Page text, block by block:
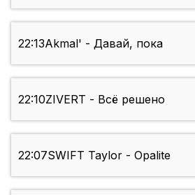
22:13Akmal' - Давай, пока
22:10ZIVERT - Всё решено
22:07SWIFT Taylor - Opalite